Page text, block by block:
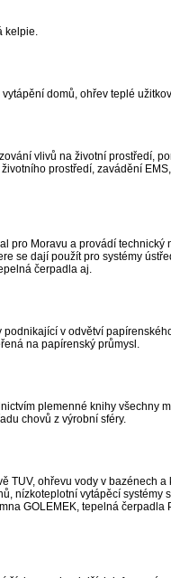
kelpie.
domů, ohřev teplé
vlivů na životní prostředí,
prostředí, zavádění
pro Moravu a provádí technický
se dají použít pro systémy
čerpadla aj.
v odvětví
na papírenský průmysl.
plemenné knihy všechny
chovů z výrobní sféry.
TUV, ohřevu vody v bazénech
nízkoteplotní vytápěcí systémy
GOLEMEK, tepelná čerpadla